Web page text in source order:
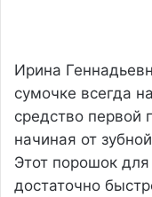
Ирина
сумочке всегда
средство первой
начиная от
Этот порошок
достаточно